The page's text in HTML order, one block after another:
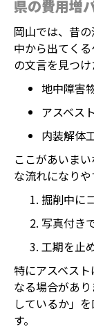
県の費用増
岡山では、昔
中から出てく
の文言を見つ
地中障害
アスベス
内装解体
ここがあいま
な流れになりや
掘削中に
写真付き
工期を止
特にアスベス
なる場合があ
しているか」
す。